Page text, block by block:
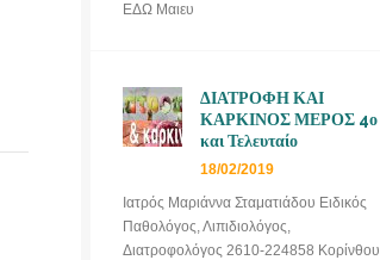
ΕΔΩ Μαιευ
ΔΙΑΤΡΟΦΗ ΚΑΙ
ΚΑΡΚΙΝΟΣ ΜΕΡΟΣ 4ο
και Τελευταίο
18/02/2019
Ιατρός Μαριάννα Σταματιάδου Ειδικός
Παθολόγος, Λιπιδιολόγος,
Διατροφολόγος 2610-224858 Κορίνθου